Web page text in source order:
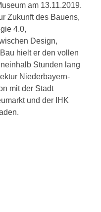
am 13.11.2019.
Zukunft des Bauens,
4.0,
Design,
hielt er den vollen
Stunden lang
Niederbayern-
mit der Stadt
und der IHK